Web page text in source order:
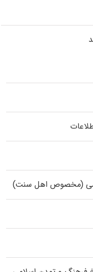
(مخصوص اهل سنت)